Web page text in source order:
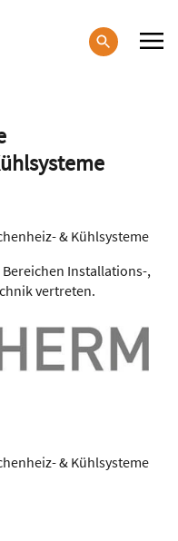
& Kühlsysteme
Installations-,
vertreten.
& Kühlsysteme